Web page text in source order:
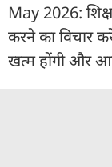
May 2026:
करने का विचार
खत्म होंगी और